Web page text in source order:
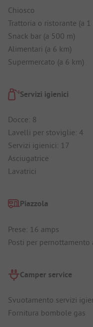
Chiosco
Trattoria o ristorante (a 1
Snack bar (a 500 m)
Alimentari (a 6 km)
Supermercato (a 6 km)
Servizi igienici
Docce: 8
Lavelli per stoviglie: 4
Servizi igienici: 17
Asciugatrice
Lavatrici
Piazzola
Prese: 16 amps
Posti per
Camper service
Svuotamento servizi
Fornitura bombole gas